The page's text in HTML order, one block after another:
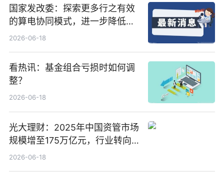
国家发改委：探索更多行之有效
的算电协同模式，进一步降低网
络传输时延_最资讯
2026-06-18
看热讯：基金组合亏损时如何调
整？
2026-06-18
光大理财：2025年中国资管市场
规模增至175万亿元，行业转向
“量质并重”
2026-06-18